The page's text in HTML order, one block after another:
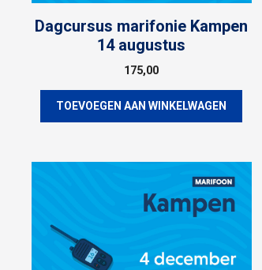
Dagcursus marifonie Kampen
14 augustus
175,00
TOEVOEGEN AAN WINKELWAGEN